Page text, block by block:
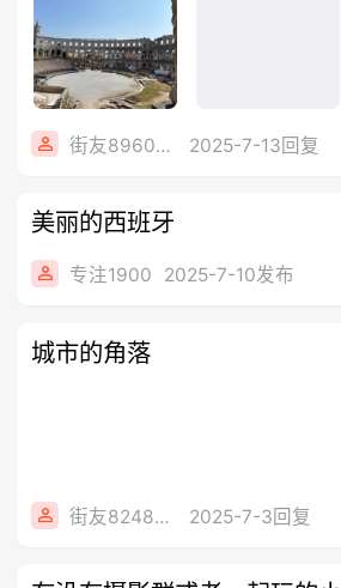
街友89604186 2025-7-13回复
美丽的西班牙
专注1900 2025-7-10发布
城市的角落
街友82482323 2025-7-3回复